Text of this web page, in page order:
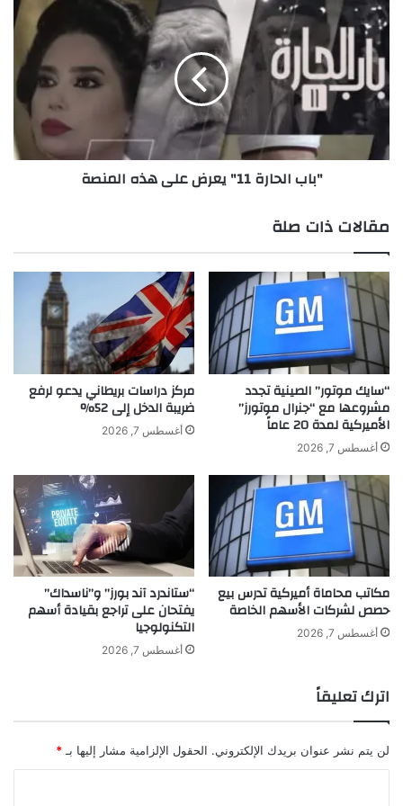
ق
ا
ج
م
ه
ل
ل
ن
م
ر
"
"
ب
ا
ل
ر
"
ي
ع
ر
ض
ع
ى
ه
ذ
ه
ا
م
ص
ة
"باب الحارة 11" يعرض على هذه المنصة
مقالات ذات صلة
“سايك موتور” الصينية تجدد
مشروعها مع “جنرال موتورز”
الأميركية لمدة 20 عاماً
أغسطس 7, 2026
مركز دراسات بريطاني يدعو لرفع
ضريبة الدخل إلى 52%
أغسطس 7, 2026
مكاتب محاماة أميركية تدرس بيع
حصص لشركات الأسهم الخاصة
أغسطس 7, 2026
“ستاندرد آند بورز” و”ناسداك”
يفتحان على تراجع بقيادة أسهم
التكنولوجيا
أغسطس 7, 2026
اترك تعليقاً
لن يتم نشر عنوان بريدك الإلكتروني. الحقول الإلزامية مشار إليها بـ *